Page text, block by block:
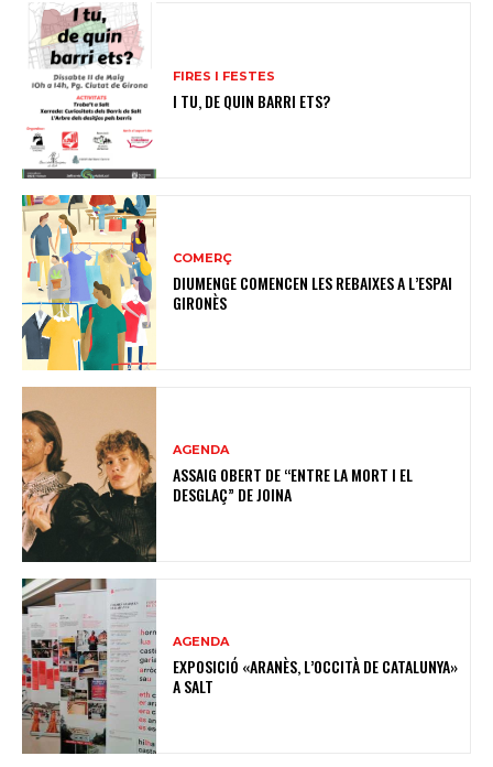
FIRES I FESTES
I TU, DE QUIN BARRI ETS?
COMERÇ
DIUMENGE COMENCEN LES REBAIXES A L’ESPAI
GIRONÈS
AGENDA
ASSAIG OBERT DE “ENTRE LA MORT I EL
DESGLAÇ” DE JOINA
AGENDA
EXPOSICIÓ «ARANÈS, L’OCCITÀ DE CATALUNYA»
A SALT